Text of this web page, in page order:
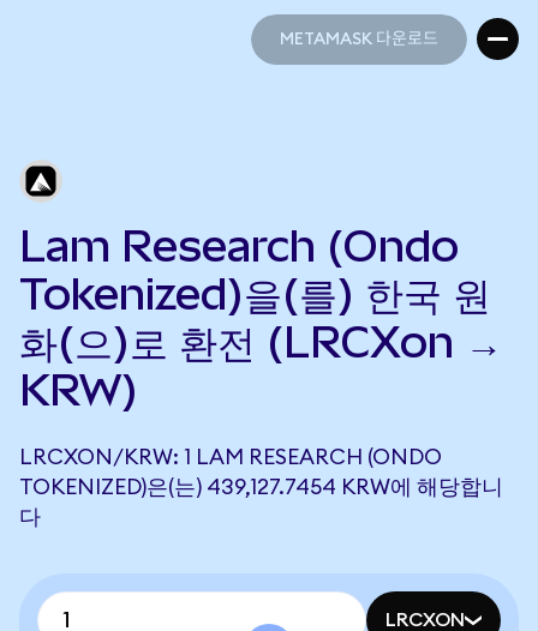
METAMASK 다운로드
Lam Research (Ondo
Tokenized)을(를) 한국 원
화(으)로 환전 (LRCXon →
KRW)
LRCXON/KRW: 1 LAM RESEARCH (ONDO
TOKENIZED)은(는) 439,127.7454 KRW에 해당합니
다
LRCXON